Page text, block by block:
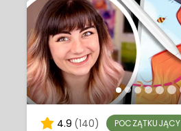
4.9 (140) POCZĄTKUJĄCY